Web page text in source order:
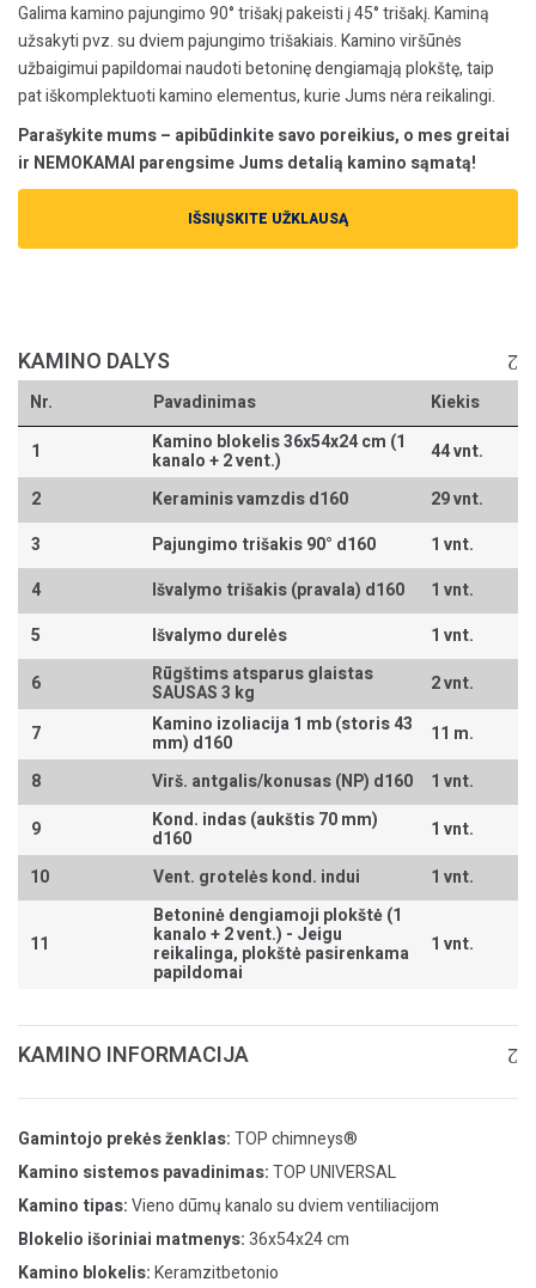
Galima kamino pajungimo 90° trišakį pakeisti į 45° trišakį. Kaminą
užsakyti pvz. su dviem pajungimo trišakiais. Kamino viršūnės
užbaigimui papildomai naudoti betoninę dengiamąją plokštę, taip
pat iškomplektuoti kamino elementus, kurie Jums nėra reikalingi.
Parašykite mums – apibūdinkite savo poreikius, o mes greitai
ir NEMOKAMAI parengsime Jums detalią kamino sąmatą!
IŠSIŲSKITE UŽKLAUSĄ
KAMINO DALYS
Nr. Pavadinimas
Kiekis
1
Kamino blokelis 36x54x24 cm (1
kanalo + 2 vent.)
44 vnt.
2
Keraminis vamzdis d160
29 vnt.
3
Pajungimo trišakis 90° d160
1 vnt.
4
Išvalymo trišakis (pravala) d160
1 vnt.
5
Išvalymo durelės
1 vnt.
6
Rūgštims atsparus glaistas
SAUSAS 3 kg
2 vnt.
7
Kamino izoliacija 1 mb (storis 43
mm) d160
11 m.
8
Virš. antgalis/konusas (NP) d160
1 vnt.
9
Kond. indas (aukštis 70 mm)
d160
1 vnt.
10
Vent. grotelės kond. indui 1 vnt.
11
Betoninė dengiamoji plokštė (1
kanalo + 2 vent.) - Jeigu
reikalinga, plokštė pasirenkama
papildomai
1 vnt.
KAMINO INFORMACIJA
Gamintojo prekės ženklas:TOP chimneys®
Kamino sistemos pavadinimas:TOP UNIVERSAL
Kamino tipas:Vieno dūmų kanalo su dviem ventiliacijom
Blokelio išoriniai matmenys:36x54x24 cm
Kamino blokelis:Keramzitbetonio